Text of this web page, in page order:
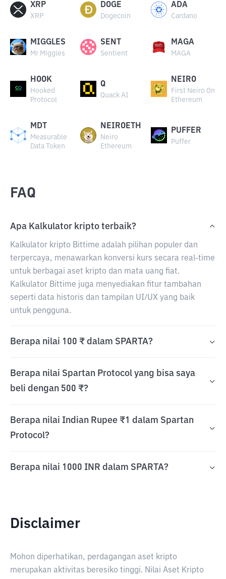
XRP
XRP
DOGE
Dogecoin
ADA
Cardano
MIGGLES
Mr Miggles
SENT
Sentient
MAGA
MAGA
HOOK
Hooked
Protocol
Q
Quack AI
NEIRO
First Neiro On
Ethereum
MDT
Measurable
Data Token
NEIROETH
Neiro
Ethereum
PUFFER
Puffer
FAQ
Apa Kalkulator kripto terbaik?
Kalkulator kripto Bittime adalah pilihan populer dan
terpercaya, menawarkan konversi kurs secara real-time
untuk berbagai aset kripto dan mata uang fiat.
Kalkulator Bittime juga menyediakan fitur tambahan
seperti data historis dan tampilan UI/UX yang baik
untuk pengguna.
Berapa nilai 100 ₹ dalam SPARTA?
Berapa nilai Spartan Protocol yang bisa saya
beli dengan 500 ₹?
Berapa nilai Indian Rupee ₹1 dalam Spartan
Protocol?
Berapa nilai 1000 INR dalam SPARTA?
Disclaimer
Mohon diperhatikan, perdagangan aset kripto
merupakan aktivitas beresiko tinggi. Nilai Aset Kripto